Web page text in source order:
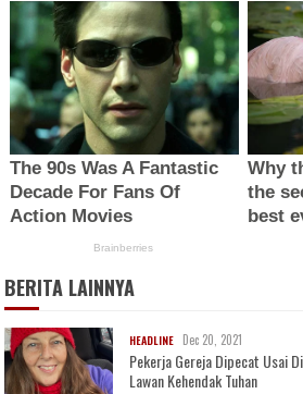
BERITA LAINNYA
HEADLINE Dec 20, 2021
Pekerja Gereja Dipecat Usai
Lawan Kehendak Tuhan